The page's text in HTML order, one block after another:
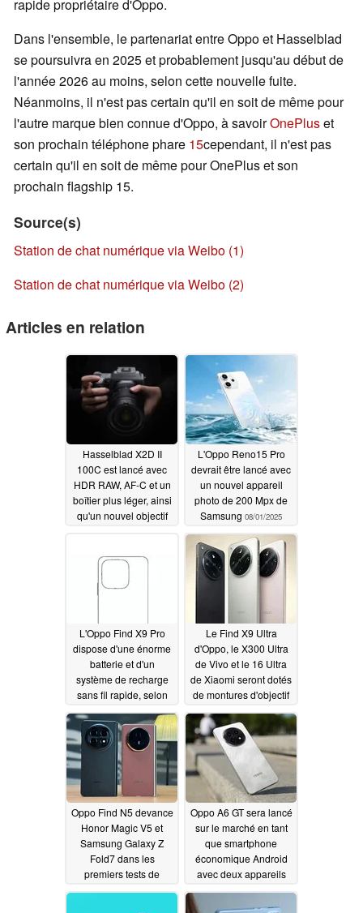
rapide propriétaire d'Oppo.
Dans l'ensemble, le partenariat entre Oppo et Hasselblad
se poursuivra en 2025 et probablement jusqu'au début de
l'année 2026 au moins, selon cette nouvelle fuite.
Néanmoins, il n'est pas certain qu'il en soit de même pour
l'autre marque bien connue d'Oppo, à savoirOnePluset
son prochain téléphone phare 15cependant, il n'est pas
certain qu'il en soit de même pour OnePlus et son
prochain flagship 15.
Source(s)
Station de chat numérique via Weibo (1)
Station de chat numérique via Weibo (2)
Articles en relation
Hasselblad X2D II
100C est lancé avec
HDR RAW, AF-C et un
boîtier plus léger, ainsi
qu'un nouvel objectif
L'Oppo Reno15 Pro
devrait être lancé avec
un nouvel appareil
photo de 200 Mpx de
Samsung 08/01/2025
L'Oppo Find X9 Pro
dispose d'une énorme
batterie et d'un
système de recharge
sans fil rapide, selon
une nouvelle fuite
07/30/2025
Le Find X9 Ultra
d'Oppo, le X300 Ultra
de Vivo et le 16 Ultra
de Xiaomi seront dotés
de montures d'objectif
externes07/26/2025
Oppo Find N5 devance
Honor Magic V5 et
Samsung Galaxy Z
Fold7 dans les
premiers tests de
batterie07/26/2025
Oppo A6 GT sera lancé
sur le marché en tant
que smartphone
économique Android
avec deux appareils
photo de 50 Mpx et
une grande batterie